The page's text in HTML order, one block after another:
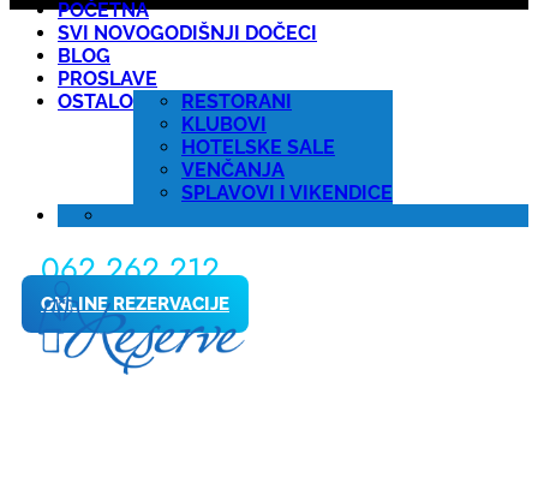
POČETNA
SVI NOVOGODIŠNJI DOČECI
BLOG
PROSLAVE
OSTALO
RESTORANI
KLUBOVI
HOTELSKE SALE
VENČANJA
SPLAVOVI I VIKENDICE
062 262 212
ONLINE REZERVACIJE